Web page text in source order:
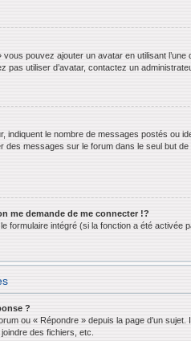
vous pouvez ajouter un avatar en utilisant
utiliser d’avatar, contactez un
indiquent le nombre de messages postés ou
des messages sur le forum dans le seul but
me demande de me connecter !?
intégré (si la fonction a été activée
?
ou « Répondre » depuis la page d’un
joindre des fichiers, etc.